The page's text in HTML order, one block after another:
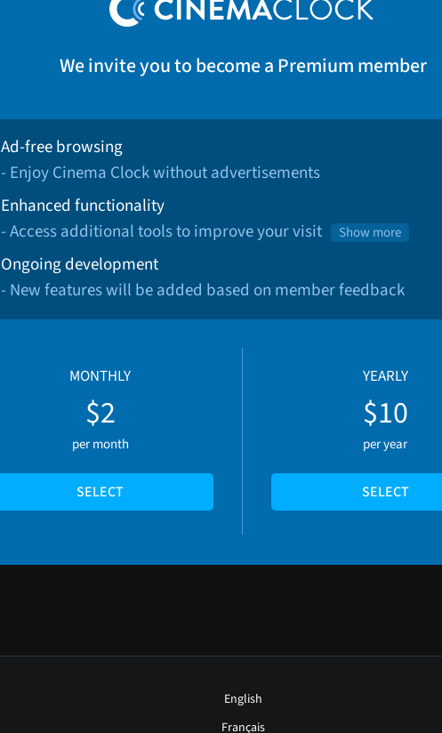
We invite you to become a Premium member
Ad-free browsing
- Enjoy Cinema Clock without advertisements
Enhanced functionality
- Access additional tools to improve your visit
Show more
Ongoing development
- New features will be added based on member feedback
MONTHLY
$2
per month
SELECT
YEARLY
$10
per year
SELECT
English
Français